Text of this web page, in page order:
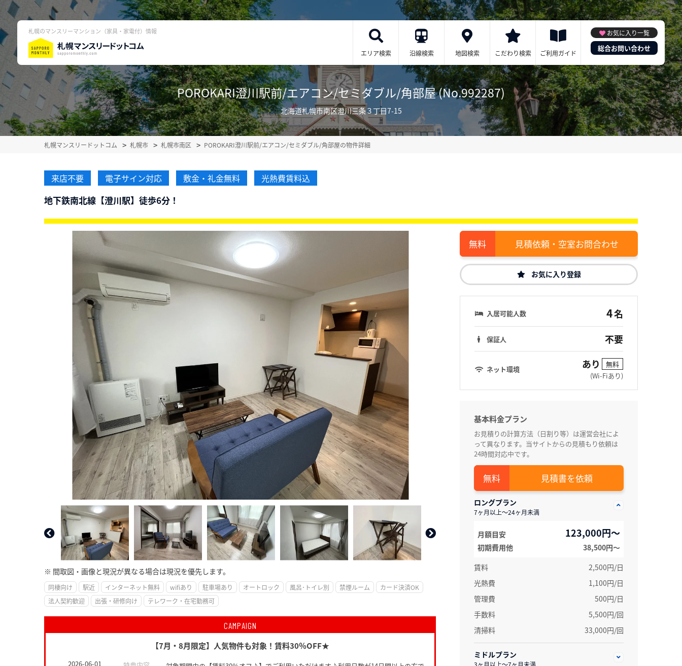
札幌のマンスリーマンション（家具・家電付）情報
エリア検索 沿線検索 地図検索 こだわり検索 ご利用ガイド
お気に入り一覧
総合お問い合わせ
POROKARI澄川駅前/エアコン/セミダブル/角部屋 (No.992287)
北海道札幌市南区澄川三条３丁目7-15
札幌マンスリードットコム 札幌市 札幌市南区 POROKARI澄川駅前/エアコン/セミダブル/角部屋の物件詳細
来店不要 電子サイン対応 敷金・礼金無料 光熱費賃料込
地下鉄南北線【澄川駅】徒歩6分！
※ 間取図・画像と現況が異なる場合は現況を優先します。
同棲向け 駅近 インターネット無料 wifiあり 駐車場あり オートロック 風呂･トイレ別 禁煙ルーム
カード決済OK
法人契約歓迎
出張・研修向け テレワーク・在宅勤務可
CAMPAIGN
【7月・8月限定】人気物件も対象！賃料30％OFF★
2026-06-01
見積依頼・空室お問合わせ
お気に入り登録
入居可能人数 4名
保証人 不要
ネット環境 あり
無料
(Wi-Fiあり)
基本料金プラン
お見積りの計算方法（日割り等）は運営会社によ
って異なります。当サイトからの見積もり依頼は
24時間対応中です。
見積書を依頼
ロングプラン
7ヶ月以上～24ヶ月未満
月額目安 123,000円～
初期費用他
38,500円〜
賃料
2,500円/日
光熱費
1,100円/日
管理費
500円/日
手数料
5,500円/回
清掃料
33,000円/回
ミドルプラン
3ヶ月以上～7ヶ月未満